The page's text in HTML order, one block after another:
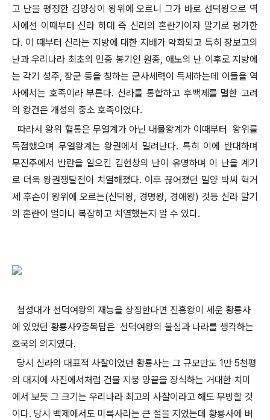
고 난을 평정한 김양상이 왕위에 오르니 그가 바로 선덕왕으로 역
사에선 이때부터 신라 하대 즉 신라의 혼란기이자 말기로 평가한
다. 이 때부터 신라는 지방에 대한 지배가 약화되고 특히 장보고의
난과 우리나라 최초의 민중 봉기인 원종, 애노의 난 이후로 지방에
는 각기 성주, 장군 등을 칭하는 군사세력이 득세하는데 이들을 역
사에서는 호족이라 부른다. 신라를 통합하고 후백제를 멸한 고려
의 왕건은 개성의 중소 호족이었다.
따라서 왕위 혈통은 무열계가 아닌 내물왕계가 이때부터 왕위를
독점했으며 무열왕계는 왕권에서 밀려난다. 특히 이에 반대하며
무진주에서 반란을 일으킨 김헌창의 난이 유명하며 이 난을 계기
로 더욱 왕권쟁탈전이 치열해졌다. 이후 끊어졌던 밀양 박씨 혁거
세 후손이 왕위에 오르는(신덕왕, 경명왕, 경애왕) 것등 신라 말기
의 혼란이 얼마나 복잡하고 치열했는지 알 수 있다.
첨성대가 선덕여왕의 재능을 상징한다면 진흥왕이 세운 황룡사
에 있었던 황룡사9층목탑은 선덕여왕의 불심과 나라를 생각하는
호국의 의지였다.
당시 신라의 대표적 사찰이었던 황룡사는 그 규모만도 1만 5천평
의 대지에 사진에서처럼 건물 지붕 양끝을 장식하는 거대한 치미
에서 보듯 그 크기는 우리나라 최고의 사찰이라고 해도 무방할 것
이다. 당시 백제에서도 미륵사라는 큰 절을 지었는데 황룡사에 버